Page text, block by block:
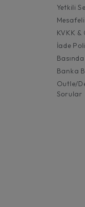
Yetkili
KVKK &
İade
Banka
Outle/
Sorular